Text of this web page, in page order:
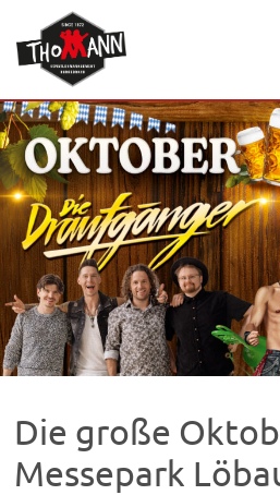
Die große
Messepark